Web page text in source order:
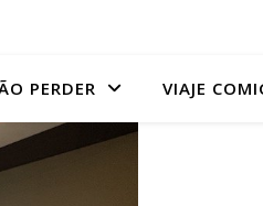
PERDER VIAJE